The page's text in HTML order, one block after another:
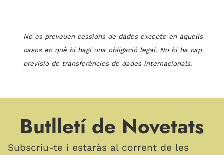
No es preveuen cessions de dades excepte en aquells
casos en què hi hagi una obligació legal. No hi ha cap
previsió de transferències de dades internacionals.
Butlletí de Novetats
Subscriu-te i estaràs al corrent de les